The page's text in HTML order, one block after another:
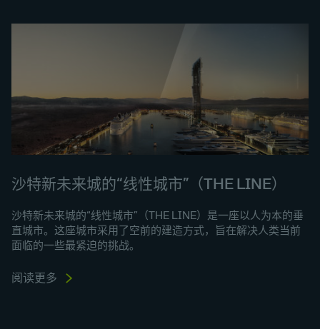
沙特新未来城的“线性城市”（THE LINE）
沙特新未来城的“线性城市”（THE LINE）是一座以人为本的垂
直城市。这座城市采用了空前的建造方式，旨在解决人类当前
面临的一些最紧迫的挑战。
阅读更多